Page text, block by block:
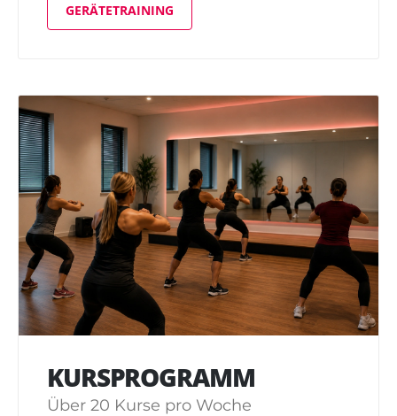
GERÄTETRAINING
KURSPROGRAMM
Über 20 Kurse pro Woche